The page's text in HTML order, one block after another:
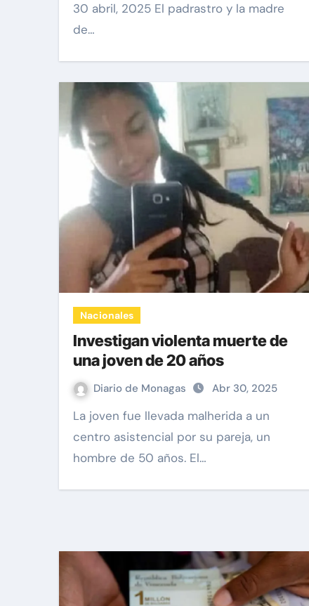
30 abril, 2025 El padrastro y la madre
de…
Nacionales
Investigan violenta muerte de
una joven de 20 años
Diario de Monagas Abr 30, 2025
La joven fue llevada malherida a un
centro asistencial por su pareja, un
hombre de 50 años. El…